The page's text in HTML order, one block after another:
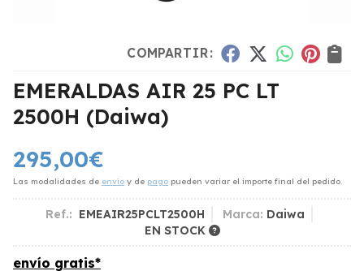
COMPARTIR:
EMERALDAS AIR 25 PC LT
2500H (Daiwa)
295,00€
Las modalidades de envío y de pago pueden variar el importe final del pedido.
Ref.: EMEAIR25PCLT2500H Marca: Daiwa
EN STOCK
envío gratis*